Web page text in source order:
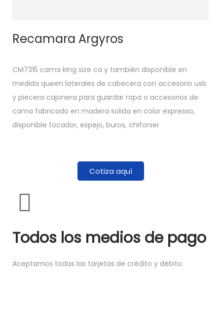
Recamara Argyros
CM7315 cama king size ca y también disponible en
medida queen laterales de cabecera con accesorio usb
y piecera cajonera para guardar ropa o accesorios de
cama fabricado en madera solida en color expresso,
disponible tocador, espejo, buros, chifonier
Cotiza aquí
Todos los medios de pago
Aceptamos todas las tarjetas de crédito y débito.